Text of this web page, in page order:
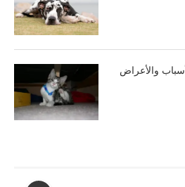
والأعراض